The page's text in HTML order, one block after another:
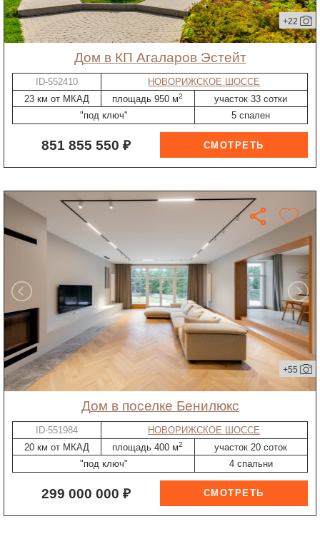
+22
дом в КП Агаларов Эстейт
ID-552410
НОВОРИЖСКОЕ ШОССЕ
23 км от МКАД
площадь 950 м2
участок 33 сотки
"под ключ"
5 спален
851 855 550 ₽
+55
дом в поселке Бенилюкс
ID-551984
НОВОРИЖСКОЕ ШОССЕ
20 км от МКАД
площадь 400 м2
участок 20 соток
"под ключ"
4 спальни
299 000 000 ₽